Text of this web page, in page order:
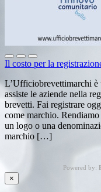
Il costo per la
L’Ufficiobrevettimarchi è
assiste le aziende nella
brevetti. Fai registrare
come marchio.
un logo o una
marchio […]
Powered by:
×